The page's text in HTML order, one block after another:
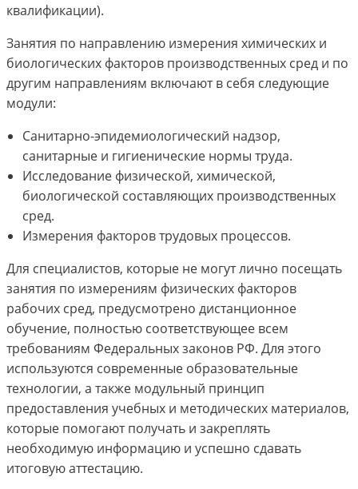
квалификации).
Занятия по направлению измерения химических и
биологических факторов производственных сред и по
другим направлениям включают в себя следующие
модули:
Санитарно-эпидемиологический надзор,
санитарные и гигиенические нормы труда.
Исследование физической, химической,
биологической составляющих производственных
сред.
Измерения факторов трудовых процессов.
Для специалистов, которые не могут лично посещать
занятия по измерениям физических факторов
рабочих сред, предусмотрено дистанционное
обучение, полностью соответствующее всем
требованиям Федеральных законов РФ. Для этого
используются современные образовательные
технологии, а также модульный принцип
предоставления учебных и методических материалов,
которые помогают получать и закреплять
необходимую информацию и успешно сдавать
итоговую аттестацию.